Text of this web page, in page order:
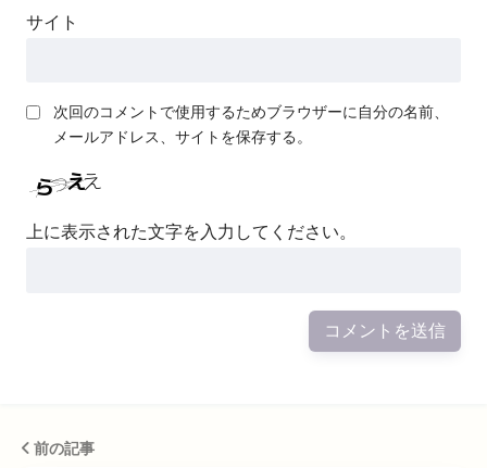
サイト
次回のコメントで使用するためブラウザーに自分の名前、
メールアドレス、サイトを保存する。
上に表示された文字を入力してください。
前の記事